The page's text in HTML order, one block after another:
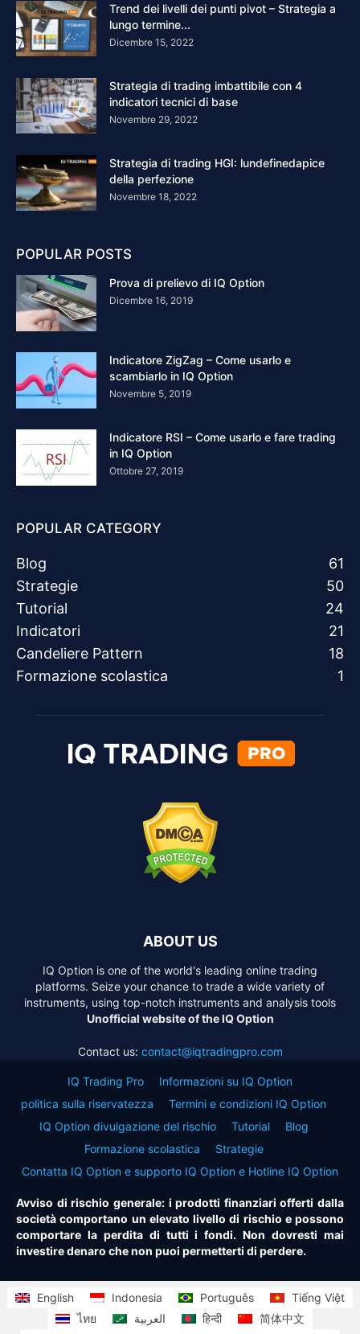
Trend dei livelli dei punti pivot – Strategia a
lungo termine...
Dicembre 15, 2022
Strategia di trading imbattibile con 4
indicatori tecnici di base
Novembre 29, 2022
Strategia di trading HGI: lundefinedapice
della perfezione
Novembre 18, 2022
POPULAR POSTS
Prova di prelievo di IQ Option
Dicembre 16, 2019
Indicatore ZigZag – Come usarlo e
scambiarlo in IQ Option
Novembre 5, 2019
Indicatore RSI – Come usarlo e fare trading
in IQ Option
Ottobre 27, 2019
POPULAR CATEGORY
Blog
61
Strategie
50
Tutorial
24
Indicatori
21
Candeliere Pattern
18
Formazione scolastica
1
ABOUT US
IQ Option is one of the world's leading online trading
platforms. Seize your chance to trade a wide variety of
instruments, using top-notch instruments and analysis tools
Unofficial website of the IQ Option
Contact us: contact@iqtradingpro.com
IQ Trading Pro
Informazioni su IQ Option
politica sulla riservatezza
Termini e condizioni IQ Option
IQ Option divulgazione del rischio
Tutorial
Blog
Formazione scolastica
Strategie
Contatta IQ Option e supporto IQ Option e Hotline IQ Option
Avviso di rischio generale: i prodotti finanziari offerti dalla
società comportano un elevato livello di rischio e possono
comportare la perdita di tutti i fondi. Non dovresti mai
investire denaro che non puoi permetterti di perdere.
English Indonesia Português
Tiếng Việt
ไทย
العربية हिन्दी
简体中文